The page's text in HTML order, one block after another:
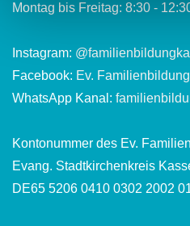
Montag bis Freitag: 8:30 -
Instagram:
Facebook: Ev.
WhatsApp Kanal:
Kontonummer des Ev.
Evang. Stadtkirchenkreis
DE65 5206 0410 0302 2002